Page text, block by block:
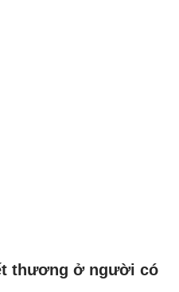
thương ở người có